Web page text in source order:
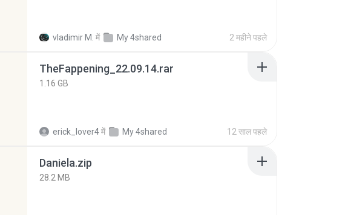
vladimir M. में My 4shared 2 महीने पहले
TheFappening_22.09.14.rar
1.16 GB
erick_lover4में My 4shared 12 साल पहले
Daniela.zip
28.2 MB